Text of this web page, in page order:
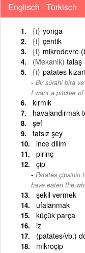
Englisch - Türkisch
{i} yonga
{i} çentik
{i} mikrodevre
(Mekanik) talaş
{i} patates
Bir sürahi bira
I want a pitcher
kırmık
havalandırmak
şef
tatsız şey
ince dilim
pirinç
çip
Patates çipsinin
have eaten the
şekil vermek
ufalanmak
küçük parça
iz
(patates/vb.)
mikroçip